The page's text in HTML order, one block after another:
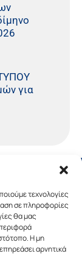
τεχνολογίες
σε πληροφορίες
θα μας
Η μη
αρνητικά
για